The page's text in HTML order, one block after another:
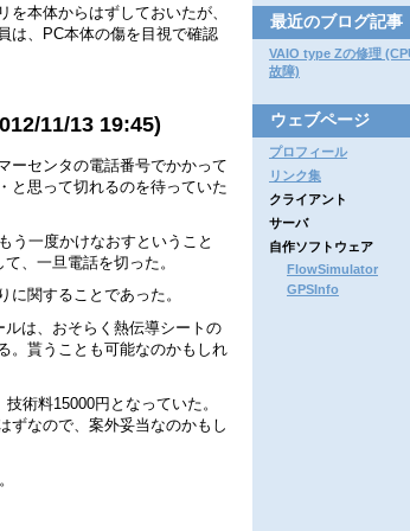
本体からはずしておいたが、
は、PC本体の傷を目視で確認
11/13 19:45)
ーセンタの電話番号でかかって
と思って切れるのを待っていた
う一度かけなおすということ
、一旦電話を切った。
関することであった。
は、おそらく熱伝導シートの
。貰うことも可能なのかもしれ
術料15000円となっていた。
ずなので、案外妥当なのかもし
最近のブログ記事
VAIO type Zの修理
故障)
ウェブページ
プロフィール
リンク集
クライアント
サーバ
自作ソフトウェア
FlowSimulator
GPSInfo